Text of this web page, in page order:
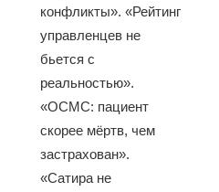
конфликты». «Рейтинг
управленцев не
бьется с
реальностью».
«ОСМС: пациент
скорее мёртв, чем
застрахован».
«Сатира не